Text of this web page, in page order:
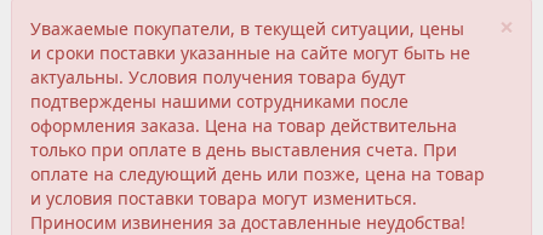
×
Уважаемые покупатели, в текущей ситуации, цены
и сроки поставки указанные на сайте могут быть не
актуальны. Условия получения товара будут
подтверждены нашими сотрудниками после
оформления заказа. Цена на товар действительна
только при оплате в день выставления счета. При
оплате на следующий день или позже, цена на товар
и условия поставки товара могут измениться.
Приносим извинения за доставленные неудобства!